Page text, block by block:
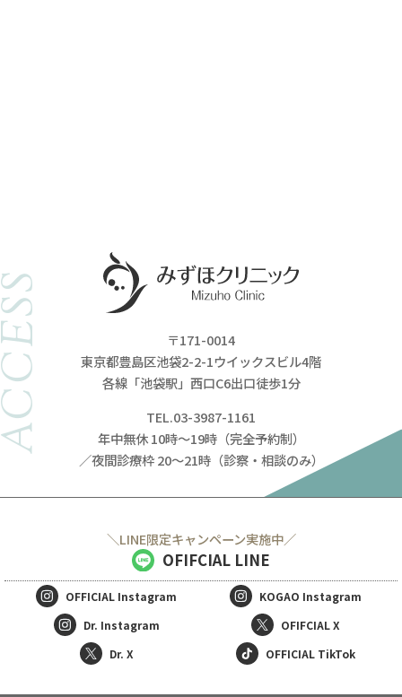
〒171-0014
東京都豊島区池袋2-2-1ウイックスビル4階
各線「池袋駅」西口C6出口徒歩1分
TEL.03-3987-1161
年中無休 10時～19時（完全予約制）
／夜間診療枠 20～21時（診察・相談のみ）
＼LINE限定キャンペーン実施中／
OFIFCIAL LINE
OFFICIAL Instagram KOGAO Instagram
Dr. Instagram
OFIFCIAL X
Dr. X
OFFICIAL TikTok